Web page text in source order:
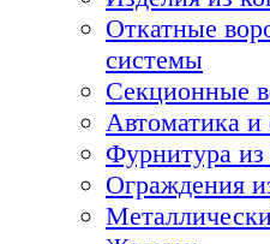
Откатные
системы
Секционные
Автоматика и
Фурнитура
Ограждения